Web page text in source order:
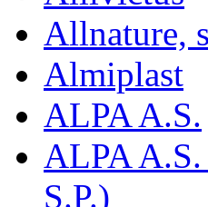
Allnature,
Almiplast
ALPA A.S.
ALPA
S.P.)